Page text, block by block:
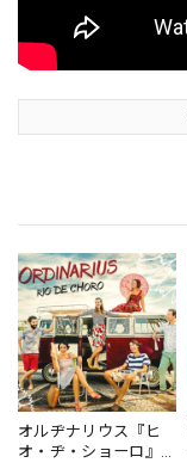
オルヂナリウス『ヒ
オ・ヂ・ショーロ』